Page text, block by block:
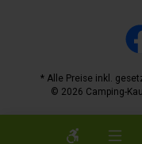
* Alle Preise inkl.
© 2026 Camping-